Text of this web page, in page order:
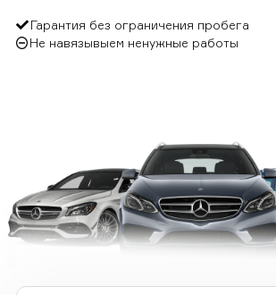
Гарантия без ограничения пробега
Не навязывыем ненужные работы